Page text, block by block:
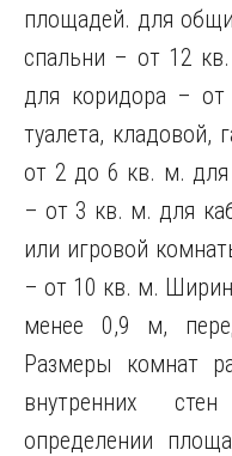
площадей. для
спальни – от 12
для коридора –
туалета, кладовой,
от 2 до 6 кв. м.
– от 3 кв. м. для
или игровой
– от 10 кв. м.
менее 0,9 м,
Размеры комнат
внутренних
определении